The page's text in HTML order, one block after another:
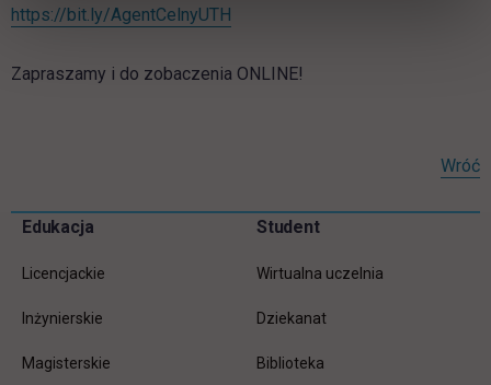
https://bit.ly/AgentCelnyUTH
Zapraszamy i do zobaczenia ONLINE!
Wróć
Pomiń
Informacje w stopce
Edukacja
Licencjackie
Inżynierskie
Magisterskie
Student
Wirtualna uczelnia
Dziekanat
Biblioteka